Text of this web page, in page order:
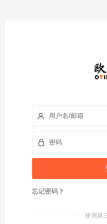
忘记密码？
使用第